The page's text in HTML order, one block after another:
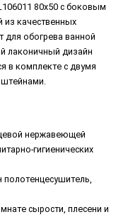
80x50 с боковым
из качественных
для обогрева ванной
лаконичный дизайн
в комплекте с двумя
нержавеющей
гигиенических
сырости, плесени и